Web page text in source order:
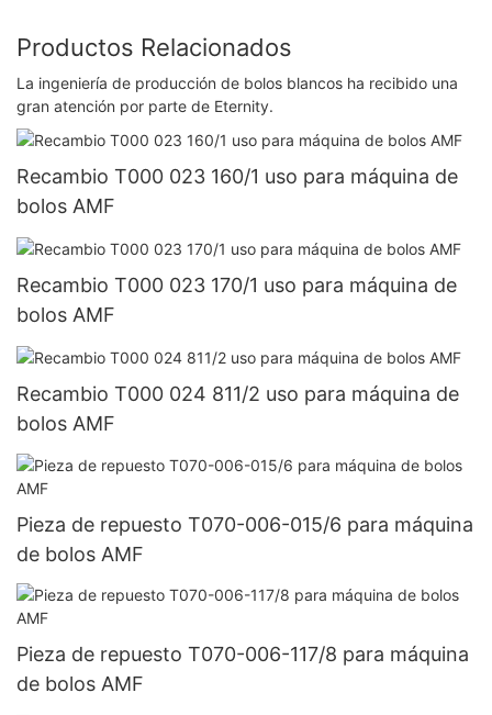
Productos Relacionados
La ingeniería de producción de bolos blancos ha recibido una
gran atención por parte de Eternity.
Recambio T000 023 160/1 uso para máquina de
bolos AMF
Recambio T000 023 170/1 uso para máquina de
bolos AMF
Recambio T000 024 811/2 uso para máquina de
bolos AMF
Pieza de repuesto T070-006-015/6 para máquina
de bolos AMF
Pieza de repuesto T070-006-117/8 para máquina
de bolos AMF